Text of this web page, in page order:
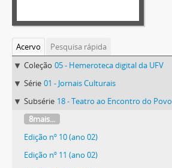
Acervo
Pesquisa rápida
Coleção 05 - Hemeroteca digital da UFV
Série 01 - Jornais Culturais
Subsérie 18 - Teatro ao Encontro do Povo
8mais...
Edição nº 10 (ano 02)
Edição nº 11 (ano 02)